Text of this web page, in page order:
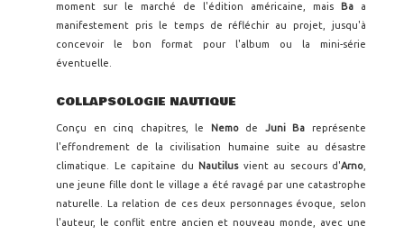
moment sur le marché de l'édition américaine, mais Ba a
manifestement pris le temps de réfléchir au projet, jusqu'à
concevoir le bon format pour l'album ou la mini-série
éventuelle.
COLLAPSOLOGIE NAUTIQUE
Conçu en cinq chapitres, le Nemode Juni Ba représente
l'effondrement de la civilisation humaine suite au désastre
climatique. Le capitaine du
Nautilusvient au secours d'Arno
une jeune fille dont le village a été ravagé par une catastrophe
naturelle. La relation de ces deux personnages évoque, selon
l'auteur, le conflit entre ancien et nouveau monde, avec une